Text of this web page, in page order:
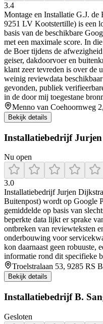
3.4
Montage en Installatie G.J.
9251 LV Kootstertille) is een
basis van de beschikbare
met een maximale score. In
de Boer tijdens de
geiser, dakdoorvoer en
klant zeer tevreden is over de
weinig reviewdata
gevonden, publiek
in de door mij toegestane
Menno van Coehoornweg
Bekijk details
Installatiebedrijf
Nu open
3.0
Installatiebedrijf Jurjen
Buitenpost) wordt op Google
gemiddelde op basis van
beperkte data lijkt er sprake
ontbreken van reviewteksten
onderbouwing voor
kon daarnaast geen robuuste,
informatie rond dit specifieke
Troelstralaan 53, 9285 RS
Bekijk details
Installatiebedrijf B.
Gesloten